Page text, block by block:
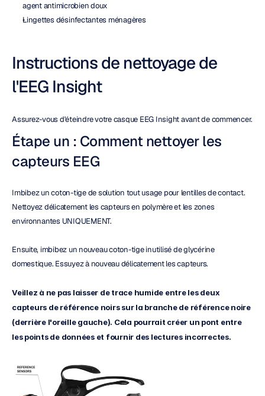
agent antimicrobien doux
Lingettes désinfectantes ménagères
Instructions de nettoyage de
l'EEG Insight
Assurez-vous d'éteindre votre casque EEG Insight avant de commencer.
Étape un : Comment nettoyer les
capteurs EEG
Imbibez un coton-tige de solution tout usage pour lentilles de contact.
Nettoyez délicatement les capteurs en polymère et les zones
environnantes UNIQUEMENT.
Ensuite, imbibez un nouveau coton-tige inutilisé de glycérine
domestique. Essuyez à nouveau délicatement les capteurs.
Veillez à ne pas laisser de trace humide entre les deux
capteurs de référence noirs sur la branche de référence noire
(derrière l'oreille gauche). Cela pourrait créer un pont entre
les points de données et fournir des lectures incorrectes.